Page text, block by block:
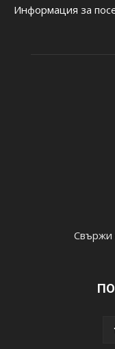
Информация за
Свържи